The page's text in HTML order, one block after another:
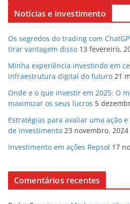
Notícias e investimento
Os segredos do trading com
tirar vantagem disso 13 fevereiro,
Minha experiência investindo em
infraestrutura digital do futuro 21
Onde e o que investir em 2025: O
maximizar os seus lucros 5
Estratégias para avaliar uma ação
de investimento 23 novembro, 2024
Investimento em ações Repsol 17
Comentários recentes